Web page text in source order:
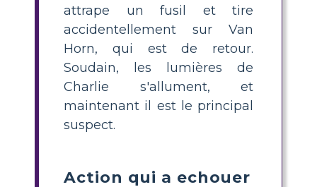
attrape un fusil et tire
accidentellement sur Van
Horn, qui est de retour.
Soudain, les lumières de
Charlie s'allument, et
maintenant il est le principal
suspect.
Action qui a echouer